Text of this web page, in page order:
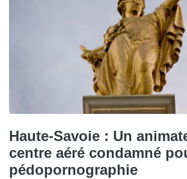
Haute-Savoie : Un
centre aéré condamné
pédopornographie